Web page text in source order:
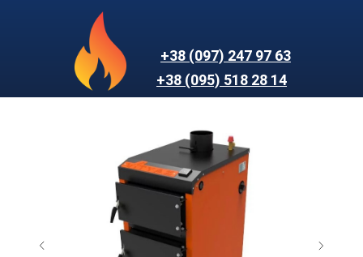
+38 (097) 247 97 63
+38 (095) 518 28 14